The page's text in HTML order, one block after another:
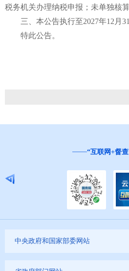
税务机关办理纳税申报；未单独核
三、本公告执行至2027年12月31
特此公告。
“互联网+督
中央政府和国家部委网站